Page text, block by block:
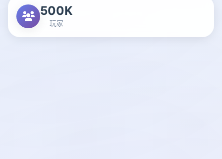
500K
玩家